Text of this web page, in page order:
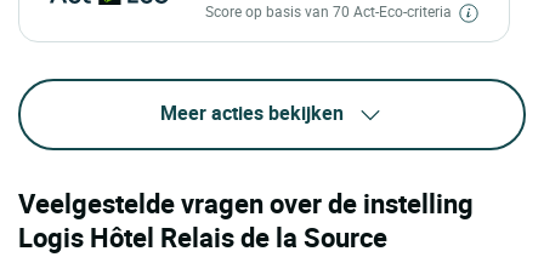
Score op basis van 70 Act-Eco-criteria
Meer acties bekijken
Veelgestelde vragen over de instelling
Logis Hôtel Relais de la Source